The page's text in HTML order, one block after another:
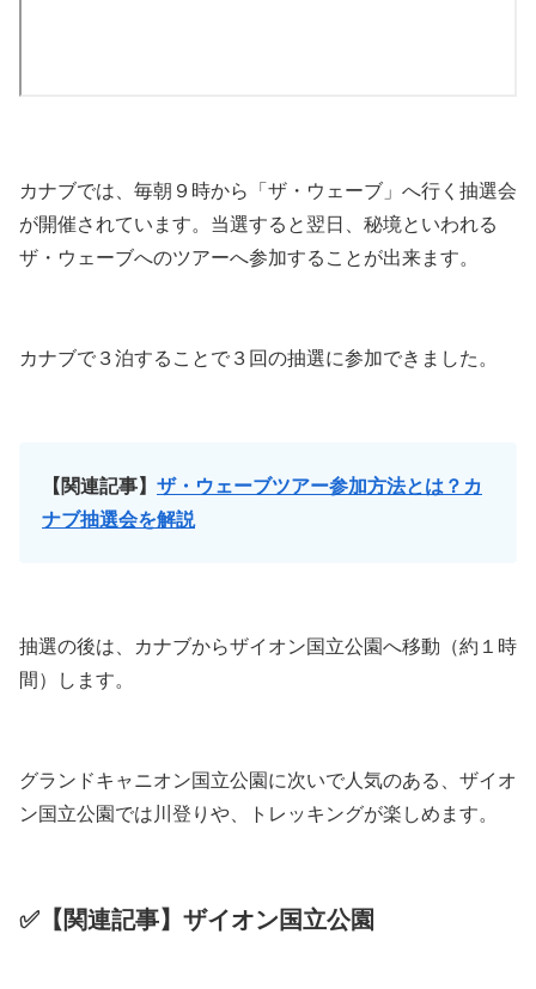
カナブでは、毎朝９時から「ザ・ウェーブ」へ行く抽選会
が開催されています。当選すると翌日、秘境といわれる
ザ・ウェーブへのツアーへ参加することが出来ます。
カナブで３泊することで３回の抽選に参加できました。
【関連記事】 ザ・ウェーブツアー参加方法とは？カ
ナブ抽選会を解説
抽選の後は、カナブからザイオン国立公園へ移動（約１時
間）します。
グランドキャニオン国立公園に次いで人気のある、ザイオ
ン国立公園では川登りや、トレッキングが楽しめます。
✅【関連記事】ザイオン国立公園